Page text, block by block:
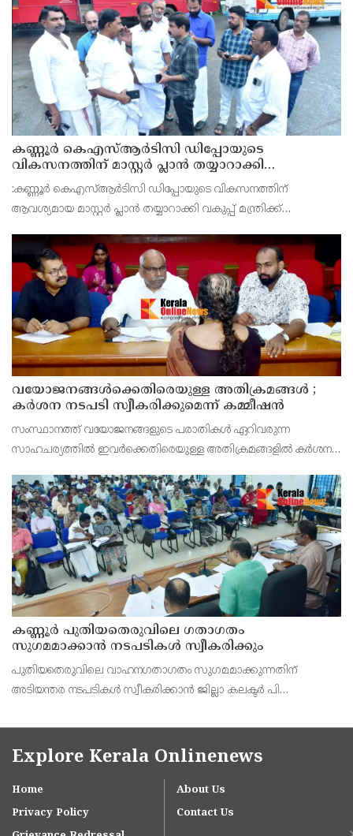
മില്ലിമീറ്റർ മഴ ആ സമയം സംസ്ഥാനത്ത
കണ്ണൂർ കെഎസ്ആർടിസി ഡിപ്പോയുടെ
വികസനത്തിന് മാസ്റ്റർ പ്ലാൻ തയ്യാറാക്കി
സമർപ്പിക്കും : ടി ഒ മോഹനൻ എം എൽ എ
:കണ്ണൂർ കെഎസ്ആർടിസി ഡിപ്പോയുടെ വികസനത്തിന്
ആവശ്യമായ മാസ്റ്റർ പ്ലാൻ തയ്യാറാക്കി വകുപ്പ് മന്ത്രിക്ക്
ഡിപ്പോയ്ക്ക് നാല് ഏക്കറിൽ അധികം വരുന്ന സ്ഥലമുണ്ട്
വയോജനങ്ങൾക്കെതിരെയുള്ള അതിക്രമങ്ങൾ ;
കർശന നടപടി സ്വീകരിക്കുമെന്ന് കമ്മീഷൻ
സംസ്ഥാനത്ത് വയോജനങ്ങളുടെ പരാതികൾ ഏറിവരുന്ന
സാഹചര്യത്തിൽ ഇവർക്കെതിരെയുള്ള അതിക്രമങ്ങളിൽ കർശന
കെ. സോമപ്രസാദ്.
കണ്ണൂർ പുതിയതെരുവിലെ ഗതാഗതം
സുഗമമാക്കാന്‍ നടപടികള്‍ സ്വീകരിക്കും
പുതിയതെരുവിലെ വാഹനഗതാഗതം സുഗമമാക്കുന്നതിന്
അടിയന്തര നടപടികള്‍ സ്വീകരിക്കാന്‍ ജില്ലാ കലക്ടര്‍ പി
Explore Kerala Onlinenews
Home
About Us
Privacy Policy
Contact Us